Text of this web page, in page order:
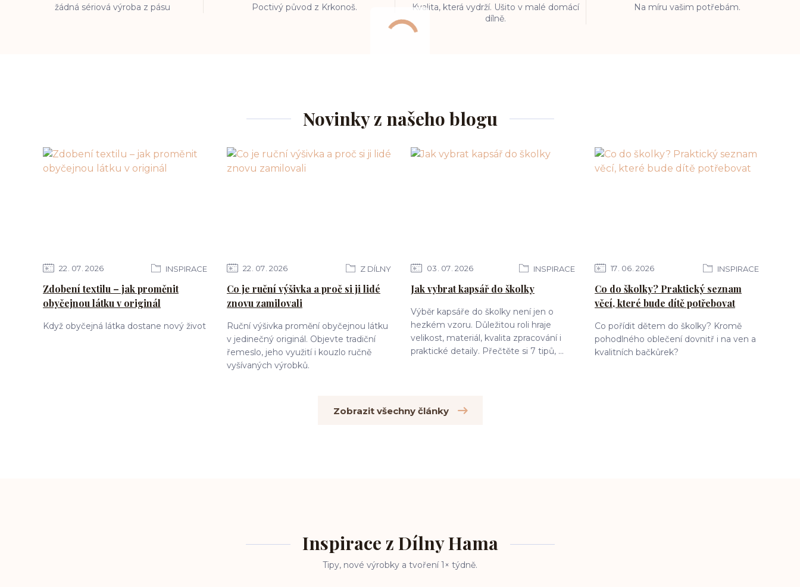
žádná sériová výroba z pásu Poctivý původ z Krkonoš.
Kvalita, která vydrží. Ušito v malé domácí
dílně.
Na míru vašim potřebám.
Novinky z našeho blogu
22 07 2026 INSPIRACE
Zdobení textilu – jak proměnit
obyčejnou látku v originál
Když obyčejná látka dostane nový život
22 07 2026 Z DÍLNY
Co je ruční výšivka a proč si ji lidé
znovu zamilovali
Ruční výšivka promění obyčejnou látku
v jedinečný originál. Objevte tradiční
řemeslo, jeho využití i kouzlo ručně
vyšívaných výrobků.
03 07 2026 INSPIRACE
Jak vybrat kapsář do školky
Výběr kapsáře do školky není jen o
hezkém vzoru. Důležitou roli hraje
velikost, materiál, kvalita zpracování i
praktické detaily. Přečtěte si 7 tipů, ...
17 06 2026 INSPIRACE
Co do školky? Praktický seznam
věcí, které bude dítě potřebovat
Co pořídit dětem do školky? Kromě
pohodlného oblečení dovnitř i na ven a
kvalitních bačkůrek?
Zobrazit všechny články
Inspirace z Dílny Hama
Tipy, nové výrobky a tvoření 1× týdně.